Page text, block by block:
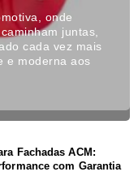
onde
juntas,
cada vez mais
e moderna aos
Fachadas ACM:
com Garantia